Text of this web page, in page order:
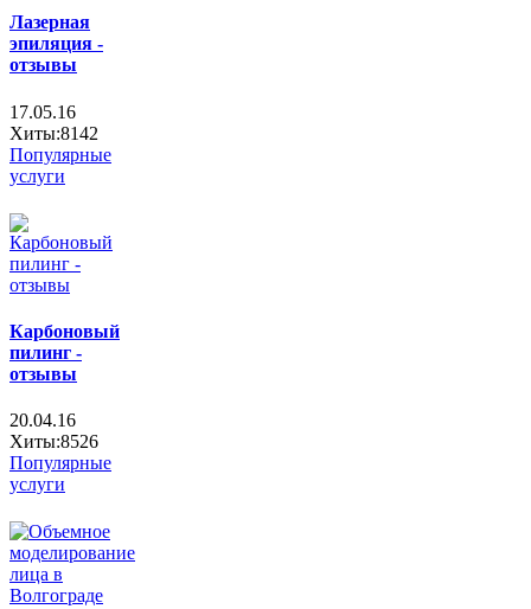
Лазерная
эпиляция -
отзывы
17.05.16
Хиты:8142
Популярные
услуги
Карбоновый
пилинг -
отзывы
20.04.16
Хиты:8526
Популярные
услуги